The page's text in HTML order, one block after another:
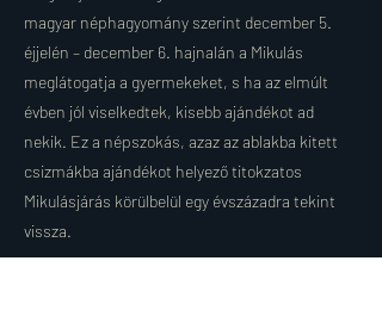
magyar néphagyomány szerint december 5.
éjjelén – december 6. hajnalán a Mikulás
meglátogatja a gyermekeket, s ha az elmúlt
évben jól viselkedtek, kisebb ajándékot ad
nekik. Ez a népszokás, azaz az ablakba kitett
csizmákba ajándékot helyező titokzatos
Mikulásjárás körülbelül egy évszázadra tekint
vissza.